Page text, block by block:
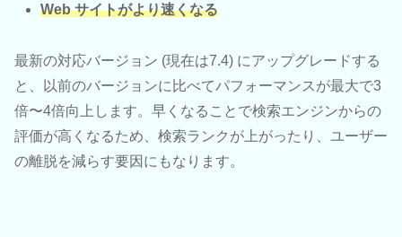
Web サイトがより速くなる
最新の対応バージョン (現在は7.4) にアップグレードする
と、以前のバージョンに比べてパフォーマンスが最大で3
倍〜4倍向上します。早くなることで検索エンジンからの
評価が高くなるため、検索ランクが上がったり、ユーザー
の離脱を減らす要因にもなります。